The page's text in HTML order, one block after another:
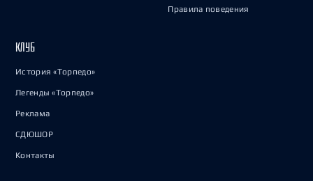
Правила поведения
КЛУБ
История «Торпедо»
Легенды «Торпедо»
Реклама
СДЮШОР
Контакты